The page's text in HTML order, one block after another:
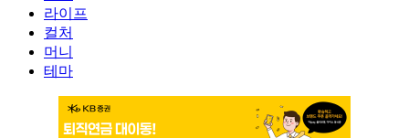
라이프
컬처
머니
테마